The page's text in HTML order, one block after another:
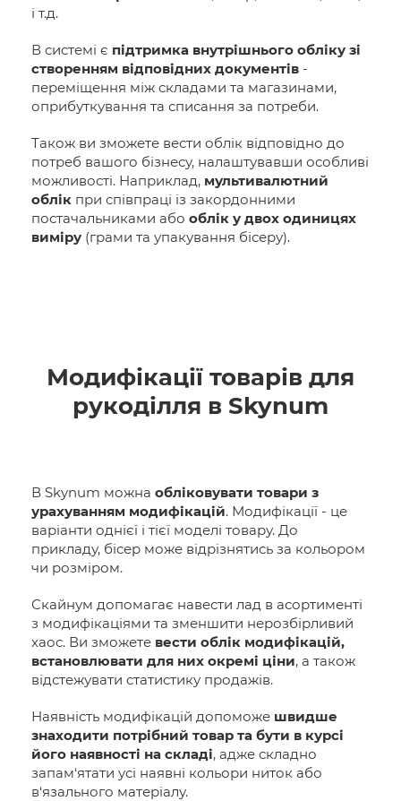
і т.д.
В системі є підтримка внутрішнього обліку зі
створенням відповідних документів -
переміщення між складами та магазинами,
оприбуткування та списання за потреби.
Також ви зможете вести облік відповідно до
потреб вашого бізнесу, налаштувавши особливі
можливості. Наприклад, мультивалютний
облік при співпраці із закордонними
постачальниками або облік у двох одиницях
виміру (грами та упакування бісеру).
Модифікації товарів для
рукоділля в Skynum
В Skynum можна обліковувати товари з
урахуванням модифікацій. Модифікації - це
варіанти однієї і тієї моделі товару. До
прикладу, бісер може відрізнятись за кольором
чи розміром.
Скайнум допомагає навести лад в асортименті
з модифікаціями та зменшити нерозбірливий
хаос. Ви зможете вести облік модифікацій,
встановлювати для них окремі ціни, а також
відстежувати статистику продажів.
Наявність модифікацій допоможе швидше
знаходити потрібний товар та бути в курсі
його наявності на складі, адже складно
запам‘ятати усі наявні кольори ниток або
в‘язального матеріалу.